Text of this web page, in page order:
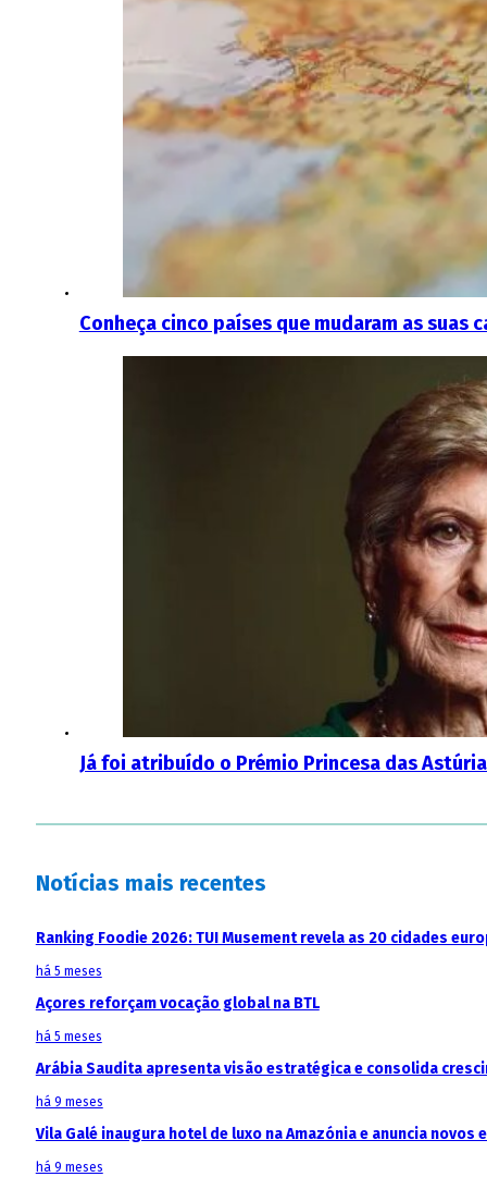
Conheça cinco países que mudaram as suas
Já foi atribuído o Prémio Princesa das
Notícias mais recentes
Ranking Foodie 2026: TUI Musement revela as 20 cidades
há 5 meses
Açores reforçam vocação global na BTL
há 5 meses
Arábia Saudita apresenta visão estratégica e consolida
há 9 meses
Vila Galé inaugura hotel de luxo na Amazónia e anuncia
há 9 meses